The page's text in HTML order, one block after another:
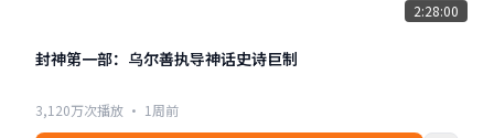
2:28:00
封神第一部：乌尔善执导神话史诗巨制
3,120万次播放 · 1周前